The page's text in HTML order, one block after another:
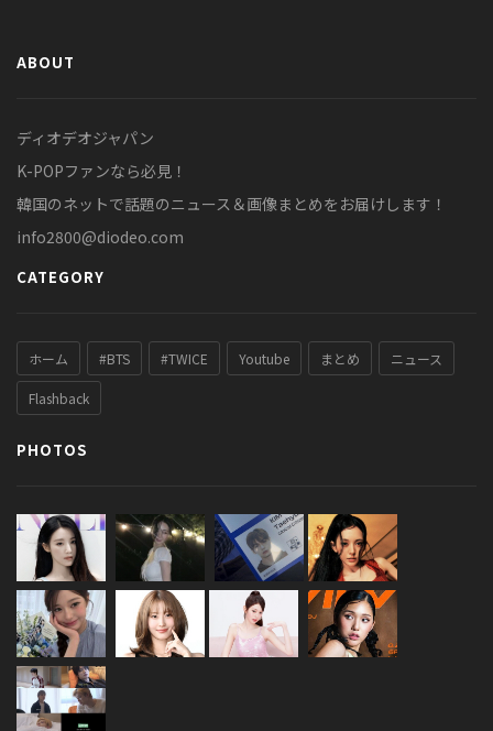
ABOUT
ディオデオジャパン
K-POPファンなら必見！
韓国のネットで話題のニュース＆画像まとめをお届けします！
info2800@diodeo.com
CATEGORY
ホーム #BTS #TWICE Youtube まとめ ニュース
Flashback
PHOTOS